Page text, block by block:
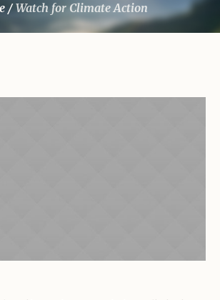
/Watch for Climate Action